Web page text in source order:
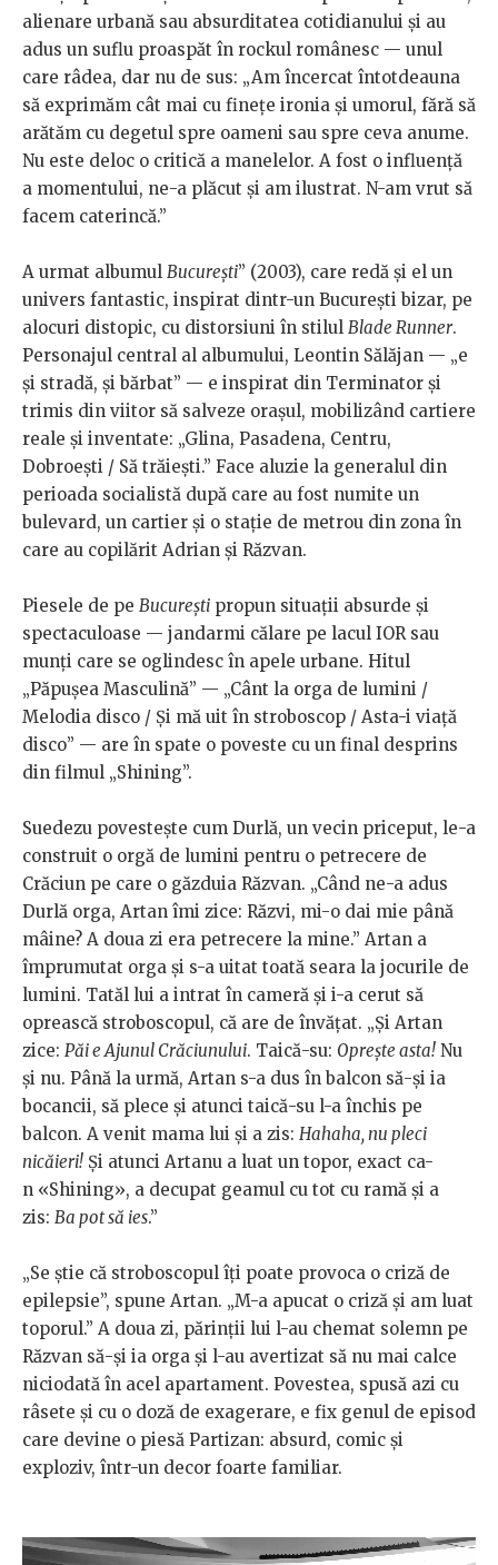
alienare urbană sau absurditatea cotidianului și au
adus un suflu proaspăt în rockul românesc — unul
care râdea, dar nu de sus: „Am încercat întotdeauna
să exprimăm cât mai cu finețe ironia și umorul, fără să
arătăm cu degetul spre oameni sau spre ceva anume.
Nu este deloc o critică a manelelor. A fost o influență
a momentului, ne-a plăcut și am ilustrat. N-am vrut să
facem caterincă.”
A urmat albumul București” (2003), care redă și el un
univers fantastic, inspirat dintr-un București bizar, pe
alocuri distopic, cu distorsiuni în stilul Blade Runner.
Personajul central al albumului, Leontin Sălăjan — „e
și stradă, și bărbat” — e inspirat din Terminator și
trimis din viitor să salveze orașul, mobilizând cartiere
reale și inventate: „Glina, Pasadena, Centru,
Dobroești / Să trăiești.” Face aluzie la generalul din
perioada socialistă după care au fost numite un
bulevard, un cartier și o stație de metrou din zona în
care au copilărit Adrian și Răzvan.
Piesele de pe București propun situații absurde și
spectaculoase — jandarmi călare pe lacul IOR sau
munți care se oglindesc în apele urbane. Hitul
„Păpușea Masculină” — „Cânt la orga de lumini /
Melodia disco / Și mă uit în stroboscop / Asta-i viață
disco” — are în spate o poveste cu un final desprins
din filmul „Shining”.
Suedezu povestește cum Durlă, un vecin priceput, le-a
construit o orgă de lumini pentru o petrecere de
Crăciun pe care o găzduia Răzvan. „Când ne-a adus
Durlă orga, Artan îmi zice: Răzvi, mi-o dai mie până
mâine? A doua zi era petrecere la mine.” Artan a
împrumutat orga și s-a uitat toată seara la jocurile de
lumini. Tatăl lui a intrat în cameră și i-a cerut să
oprească stroboscopul, că are de învățat. „Și Artan
zice: Păi e Ajunul Crăciunului. Taică-su: Oprește asta! Nu
și nu. Până la urmă, Artan s-a dus în balcon să-și ia
bocancii, să plece și atunci taică-su l-a închis pe
balcon. A venit mama lui și a zis: Hahaha, nu pleci
nicăieri! Și atunci Artanu a luat un topor, exact ca-
n «Shining», a decupat geamul cu tot cu ramă și a
zis: Ba pot să ies.”
„Se știe că stroboscopul îți poate provoca o criză de
epilepsie”, spune Artan. „M-a apucat o criză și am luat
toporul.” A doua zi, părinții lui l-au chemat solemn pe
Răzvan să-și ia orga și l-au avertizat să nu mai calce
niciodată în acel apartament. Povestea, spusă azi cu
râsete și cu o doză de exagerare, e fix genul de episod
care devine o piesă Partizan: absurd, comic și
exploziv, într-un decor foarte familiar.